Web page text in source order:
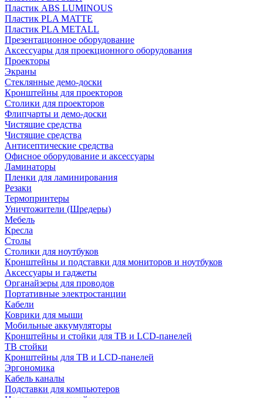
Пластик ABS LUMINOUS
Пластик PLA MATTE
Пластик PLA METALL
Презентационное оборудование
Аксессуары для проекционного оборудования
Проекторы
Экраны
Стеклянные демо-доски
Кронштейны для проекторов
Столики для проекторов
Флипчарты и демо-доски
Чистящие средства
Чистящие средства
Антисептические средства
Офисное оборудование и аксессуары
Ламинаторы
Пленки для ламинирования
Резаки
Термопринтеры
Уничтожители (Шредеры)
Мебель
Кресла
Столы
Столики для ноутбуков
Кронштейны и подставки для мониторов и ноутбуков
Аксессуары и гаджеты
Органайзеры для проводов
Портативные электростанции
Кабели
Коврики для мыши
Мобильные аккумуляторы
Кронштейны и стойки для ТВ и LCD-панелей
ТВ стойки
Кронштейны для ТВ и LCD-панелей
Эргономика
Кабель каналы
Подставки для компьютеров